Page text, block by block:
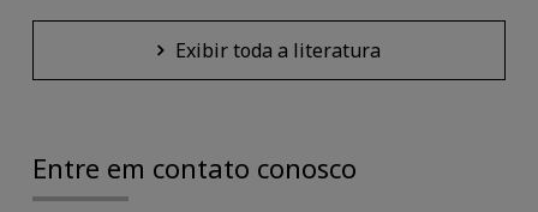
Exibir toda a literatura
Entre em contato conosco